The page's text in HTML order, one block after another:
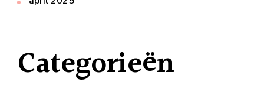
Categorieën